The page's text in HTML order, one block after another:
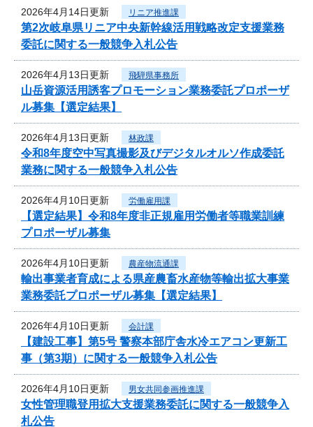
2026年4月14日更新 リニア推進課
第2次岐阜県リニア中央新幹線活用戦略改定支援業務
委託に関する一般競争入札公告
2026年4月13日更新 飛騨県事務所
山岳資源活用誘客プロモーション業務委託プロポーザ
ル募集【選定結果】
2026年4月13日更新 林政課
令和8年度空中写真撮影及びデジタルオルソ作成委託
業務に関する一般競争入札公告
2026年4月10日更新 労働雇用課
【選定結果】令和8年度非正規雇用労働者等職業訓練
プロポーザル募集
2026年4月10日更新 農産物流通課
輸出事業者育成による県産農畜水産物等輸出拡大事業
業務委託プロポーザル募集【選定結果】
2026年4月10日更新 会計課
【建設工事】第5号 警察本部庁舎水冷エアコン更新工
事（第3期）に関する一般競争入札公告
2026年4月10日更新 男女共同参画推進課
女性管理職登用拡大支援業務委託に関する一般競争入
札公告